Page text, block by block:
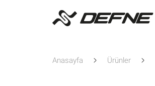
Anasayfa Ürünler